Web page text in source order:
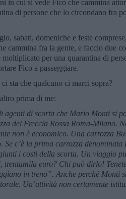
in cui si vede Fico che cammina
di persone che lo circondano fra
sabati, domeniche e feste
cammina fra la gente, e faccio due
per una quarantina di
Fico a passeggiare.
sta che qualcuno ci marci sopra?
prima di me:
agenti di scorta che Mario Monti si
del Freccia Rossa Roma-Milano.
non è economico. Una carrozza
c’è la prima carrozza denominata
i costi della scorta. Un viaggio
trentamila euro? Chi può dirlo!
in treno”. Anche perché Monti
Un’attività non certamente